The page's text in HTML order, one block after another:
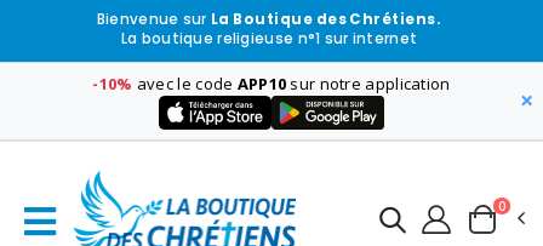
Bienvenue sur La Boutique des Chrétiens.
La boutique religieuse n°1 sur internet
-10% avec le code APP10 sur notre application
×
0